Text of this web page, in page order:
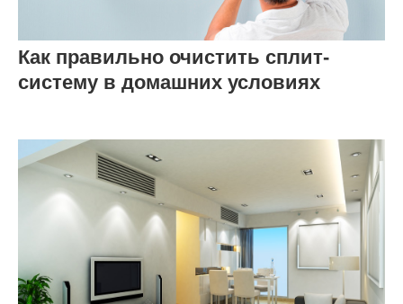
Как правильно очистить сплит-
систему в домашних условиях